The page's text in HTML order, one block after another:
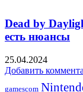
Dead by
есть нюансы
25.04.2024
Добавить
gamescom